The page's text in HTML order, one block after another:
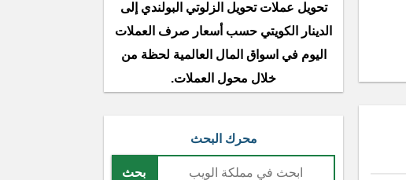
تحويل عملات تحويل الزلوتي البولندي إلى
الدينار الكويتي حسب أسعار صرف العملات
اليوم في اسواق المال العالمية لحظة من
خلال محول العملات.
محرك البحث
بحث